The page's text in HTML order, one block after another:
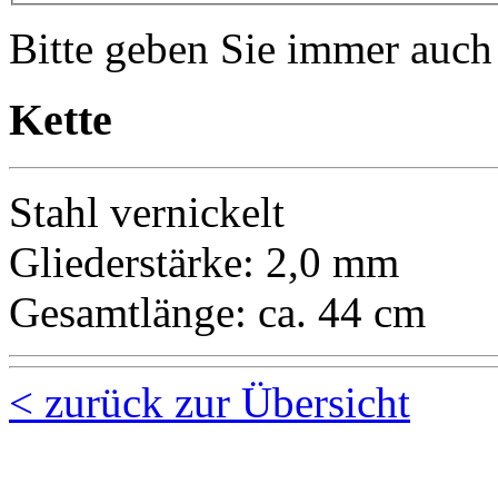
Bitte geben Sie immer
Kette
Stahl vernickelt
Gliederstärke: 2,0 mm
Gesamtlänge: ca. 44 cm
< zurück zur Übersicht